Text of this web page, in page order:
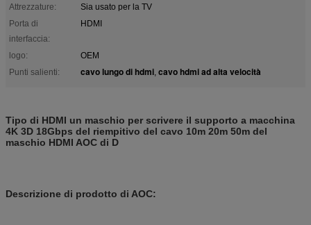
Attrezzature:
Sia usato per la TV
Porta di
interfaccia:
HDMI
logo:
OEM
Punti salienti:
cavo lungo di hdmi, cavo hdmi ad alta velocità
Tipo di HDMI un maschio per scrivere il supporto a macchina
4K 3D 18Gbps del riempitivo del cavo 10m 20m 50m del
maschio HDMI AOC di D
Descrizione di prodotto di AOC: